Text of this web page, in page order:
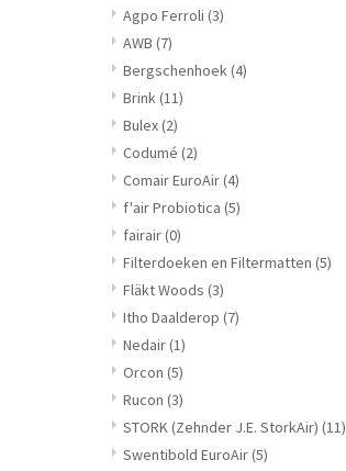
Agpo Ferroli (3)
AWB (7)
Bergschenhoek(4)
Brink(11)
Bulex(2)
Codumé (2)
Comair EuroAir(4)
f'air Probiotica (5)
fairair(0)
Filterdoeken en Filtermatten (5)
Fläkt Woods (3)
Itho Daalderop (7)
Nedair(1)
Orcon (5)
Rucon (3)
STORK (Zehnder J.E. StorkAir) (11)
Swentibold EuroAir(5)